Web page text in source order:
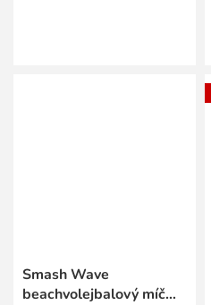
Smash Wave
beachvolejbalový míč